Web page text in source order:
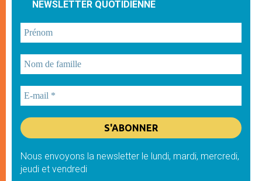
NEWSLETTER QUOTIDIENNE
Nous envoyons la newsletter le lundi, mardi, mercredi,
jeudi et vendredi